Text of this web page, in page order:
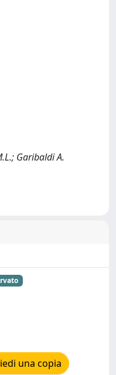
Garibaldi A.
una copia